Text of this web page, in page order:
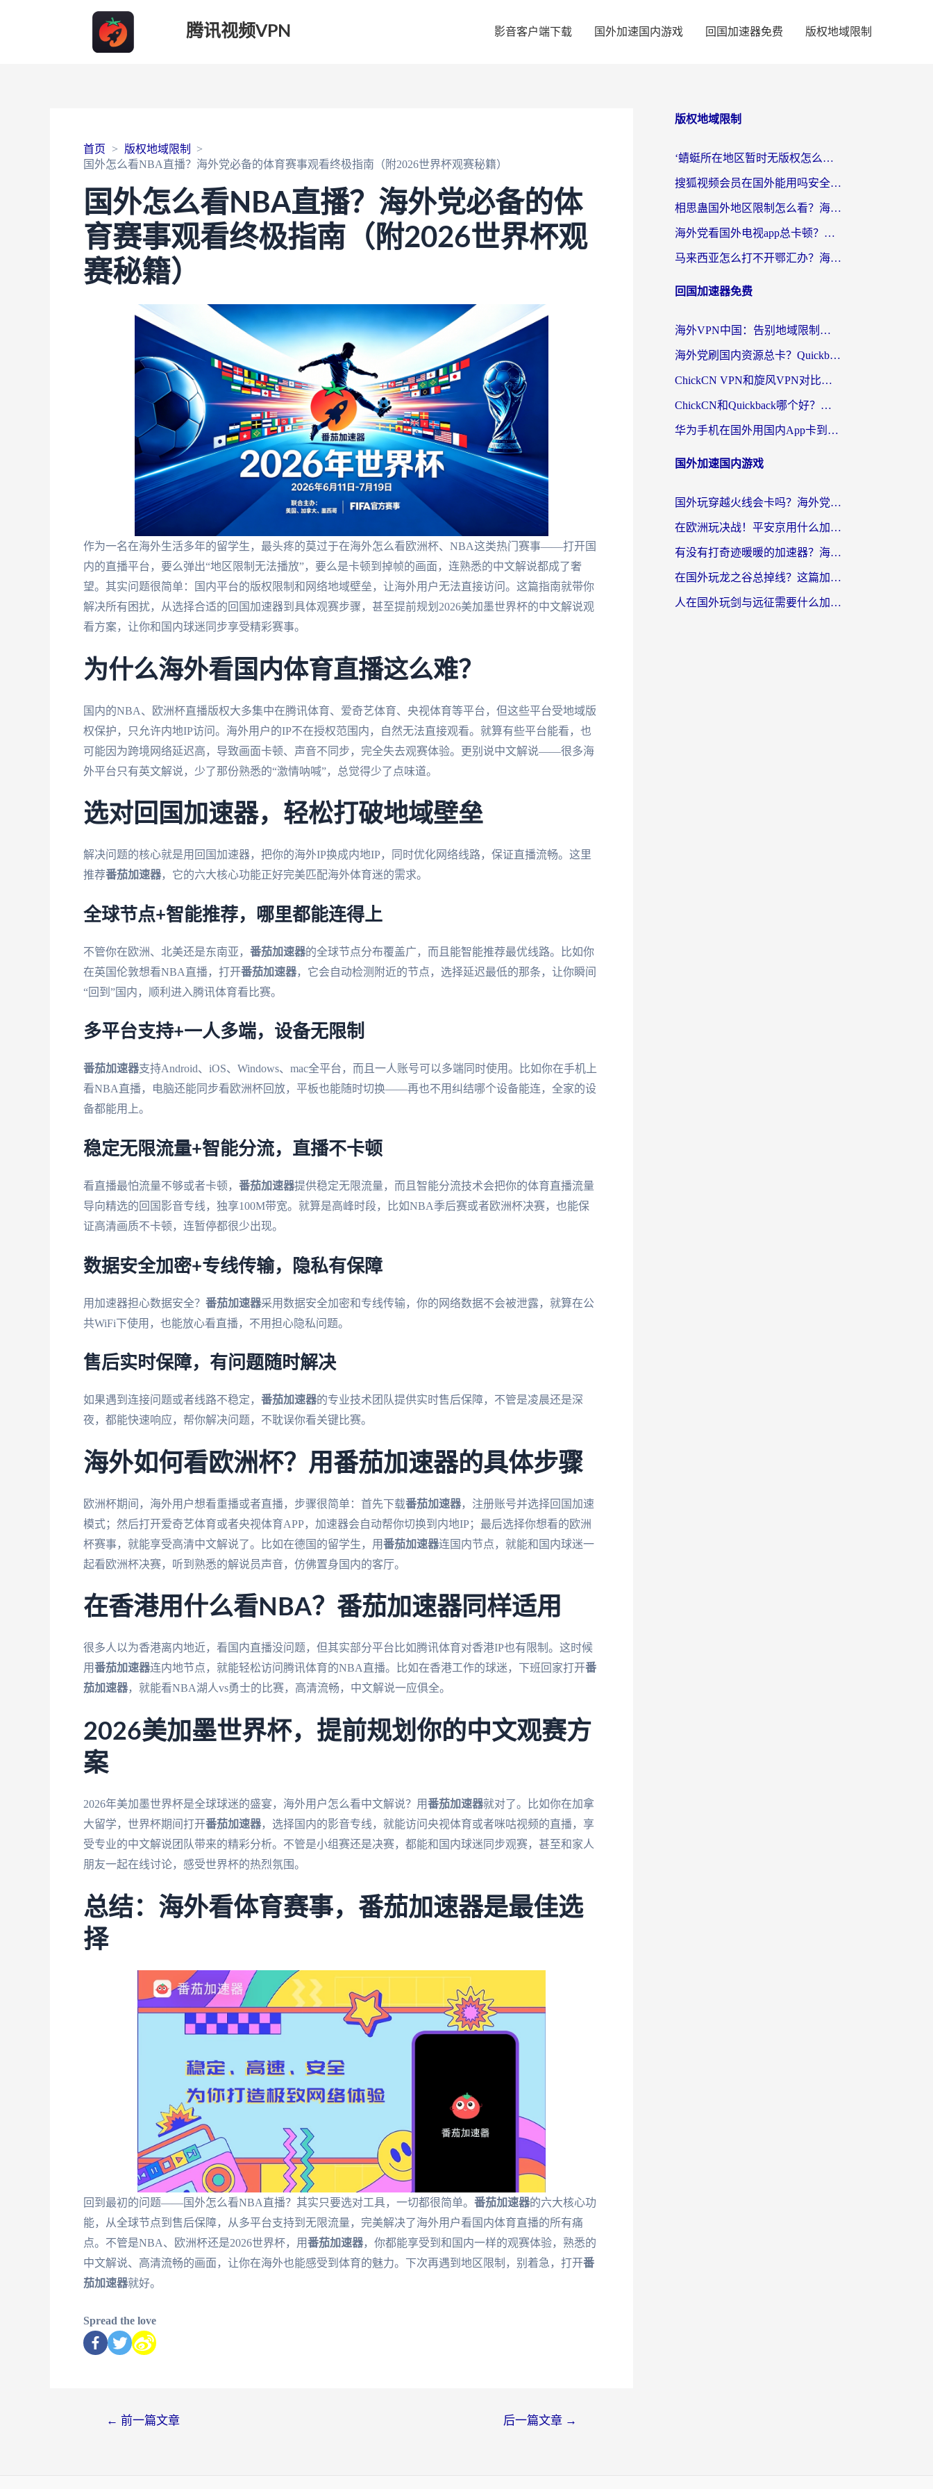
腾讯视频VPN 影音客户端下载 国外加速国内游戏 回国加速器免费 版权地域限制
首页
版权地域限制
国外怎么看NBA直播？海外党必备的体育赛事观看终极指南（附2026世界杯观赛秘籍）
国外怎么看NBA直播？海外党必备的体
育赛事观看终极指南（附2026世界杯观
赛秘籍）
作为一名在海外生活多年的留学生，最头疼的莫过于在海外怎么看欧洲杯、NBA这类热门赛事——打开国
内的直播平台，要么弹出“地区限制无法播放”，要么是卡顿到掉帧的画面，连熟悉的中文解说都成了奢
望。其实问题很简单：国内平台的版权限制和网络地域壁垒，让海外用户无法直接访问。这篇指南就带你
解决所有困扰，从选择合适的回国加速器到具体观赛步骤，甚至提前规划2026美加墨世界杯的中文解说观
看方案，让你和国内球迷同步享受精彩赛事。
为什么海外看国内体育直播这么难？
国内的NBA、欧洲杯直播版权大多集中在腾讯体育、爱奇艺体育、央视体育等平台，但这些平台受地域版
权保护，只允许内地IP访问。海外用户的IP不在授权范围内，自然无法直接观看。就算有些平台能看，也
可能因为跨境网络延迟高，导致画面卡顿、声音不同步，完全失去观赛体验。更别说中文解说——很多海
外平台只有英文解说，少了那份熟悉的“激情呐喊”，总觉得少了点味道。
选对回国加速器，轻松打破地域壁垒
解决问题的核心就是用回国加速器，把你的海外IP换成内地IP，同时优化网络线路，保证直播流畅。这里
推荐番茄加速器，它的六大核心功能正好完美匹配海外体育迷的需求。
全球节点+智能推荐，哪里都能连得上
不管你在欧洲、北美还是东南亚， 番茄加速器的全球节点分布覆盖广，而且能智能推荐最优线路。比如你
在英国伦敦想看NBA直播，打开番茄加速器，它会自动检测附近的节点，选择延迟最低的那条，让你瞬间
“回到”国内，顺利进入腾讯体育看比赛。
多平台支持+一人多端，设备无限制
番茄加速器支持Android、iOS、Windows、mac全平台，而且一人账号可以多端同时使用。比如你在手机上
看NBA直播，电脑还能同步看欧洲杯回放，平板也能随时切换——再也不用纠结哪个设备能连，全家的设
备都能用上。
稳定无限流量+智能分流，直播不卡顿
看直播最怕流量不够或者卡顿， 番茄加速器提供稳定无限流量，而且智能分流技术会把你的体育直播流量
导向精选的回国影音专线，独享100M带宽。就算是高峰时段，比如NBA季后赛或者欧洲杯决赛，也能保
证高清画质不卡顿，连暂停都很少出现。
数据安全加密+专线传输，隐私有保障
用加速器担心数据安全？ 番茄加速器采用数据安全加密和专线传输，你的网络数据不会被泄露，就算在公
共WiFi下使用，也能放心看直播，不用担心隐私问题。
售后实时保障，有问题随时解决
如果遇到连接问题或者线路不稳定， 番茄加速器的专业技术团队提供实时售后保障，不管是凌晨还是深
夜，都能快速响应，帮你解决问题，不耽误你看关键比赛。
海外如何看欧洲杯？用番茄加速器的具体步骤
欧洲杯期间，海外用户想看重播或者直播，步骤很简单：首先下载番茄加速器，注册账号并选择回国加速
模式；然后打开爱奇艺体育或者央视体育APP，加速器会自动帮你切换到内地IP；最后选择你想看的欧洲
杯赛事，就能享受高清中文解说了。比如在德国的留学生，用番茄加速器连国内节点，就能和国内球迷一
起看欧洲杯决赛，听到熟悉的解说员声音，仿佛置身国内的客厅。
在香港用什么看NBA？番茄加速器同样适用
很多人以为香港离内地近，看国内直播没问题，但其实部分平台比如腾讯体育对香港IP也有限制。这时候
用番茄加速器连内地节点，就能轻松访问腾讯体育的NBA直播。比如在香港工作的球迷，下班回家打开番
茄加速器，就能看NBA湖人vs勇士的比赛，高清流畅，中文解说一应俱全。
2026美加墨世界杯，提前规划你的中文观赛方
案
2026年美加墨世界杯是全球球迷的盛宴，海外用户怎么看中文解说？用番茄加速器就对了。比如你在加拿
大留学，世界杯期间打开番茄加速器，选择国内的影音专线，就能访问央视体育或者咪咕视频的直播，享
受专业的中文解说团队带来的精彩分析。不管是小组赛还是决赛，都能和国内球迷同步观赛，甚至和家人
朋友一起在线讨论，感受世界杯的热烈氛围。
总结：海外看体育赛事，番茄加速器是最佳选
择
回到最初的问题——国外怎么看NBA直播？其实只要选对工具，一切都很简单。 番茄加速器的六大核心功
能，从全球节点到售后保障，从多平台支持到无限流量，完美解决了海外用户看国内体育直播的所有痛
点。不管是NBA、欧洲杯还是2026世界杯，用番茄加速器，你都能享受到和国内一样的观赛体验，熟悉的
中文解说、高清流畅的画面，让你在海外也能感受到体育的魅力。下次再遇到地区限制，别着急，打开番
茄加速器就好。
Spread the love
← 前一篇文章 后一篇文章 →
版权地域限制
‘蜻蜓所在地区暂时无版权怎么办’？海外党看国内内容、办国内事的实用指南
搜狐视频会员在国外能用吗安全吗？留学生亲测有效的回国观影解决方案
相思蛊国外地区限制怎么看？海外党追剧听歌的终极解决方案
海外党看国外电视app总卡顿？选对回国加速器，追剧购物两不误
马来西亚怎么打不开鄂汇办？海外华人必备的回国加速指南，解决追剧、办事、阅读难题
回国加速器免费
海外VPN中国：告别地域限制，留学生与华人如何轻松刷国内剧、玩国服？
海外党刷国内资源总卡？Quickback和采集蜂好用吗？这篇指南帮你避坑
ChickCN VPN和旋风VPN对比哪个回国效果更好？海外党亲测实用指南
ChickCN和Quickback哪个好？海外党亲测回国加速器，轻松解锁国内资源（附避坑指南）
华为手机在国外用国内App卡到崩溃？这篇加速器指南帮你无缝刷剧打游戏
国外加速国内游戏
国外玩穿越火线会卡吗？海外党亲测有效的国服游戏加速指南
在欧洲玩决战！平安京用什么加速器最好用？2026实测有效的国服游戏加速指南
有没有打奇迹暖暖的加速器？海外党国服游戏畅玩不卡顿的秘密
在国外玩龙之谷总掉线？这篇加速器指南帮你告别延迟卡顿！
人在国外玩剑与远征需要什么加速器？老玩家亲测的避坑指南来了